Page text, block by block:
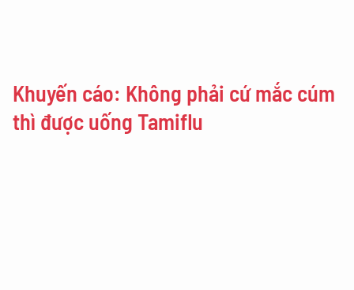
Khuyến cáo: Không phải cứ mắc cúm
thì được uống Tamiflu